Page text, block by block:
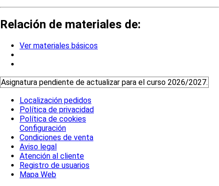
Relación de materiales de:
Ver materiales básicos
Asignatura pendiente de actualizar para el curso 2026/2027.
Localización pedidos
Política de privacidad
Política de cookies
Configuración
Condiciones de venta
Aviso legal
Atención al cliente
Registro de usuarios
Mapa Web